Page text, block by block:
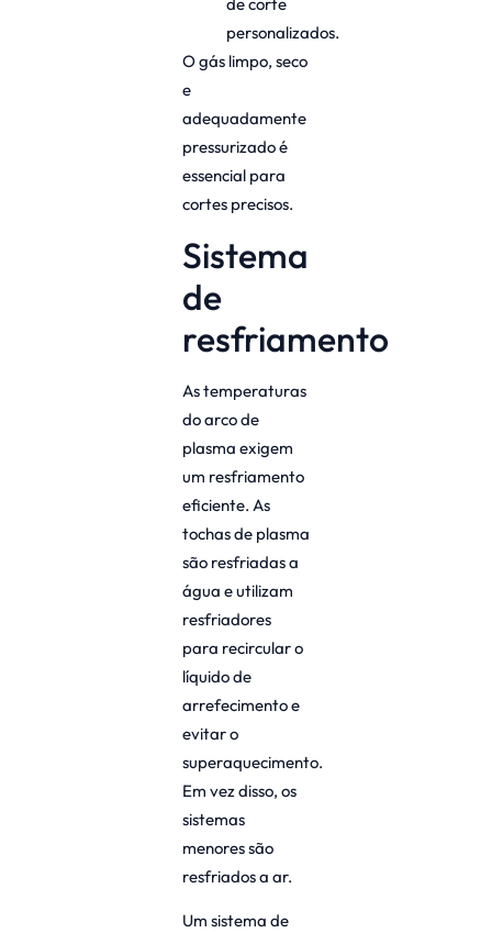
personalizados.
O gás limpo, seco
e
adequadamente
pressurizado é
essencial para
cortes precisos.
Sistema
de
resfriamento
As temperaturas
do arco de
plasma exigem
um resfriamento
eficiente. As
tochas de plasma
são resfriadas a
água e utilizam
resfriadores
para recircular o
líquido de
arrefecimento e
evitar o
superaquecimento.
Em vez disso, os
sistemas
menores são
resfriados a ar.
Um sistema de